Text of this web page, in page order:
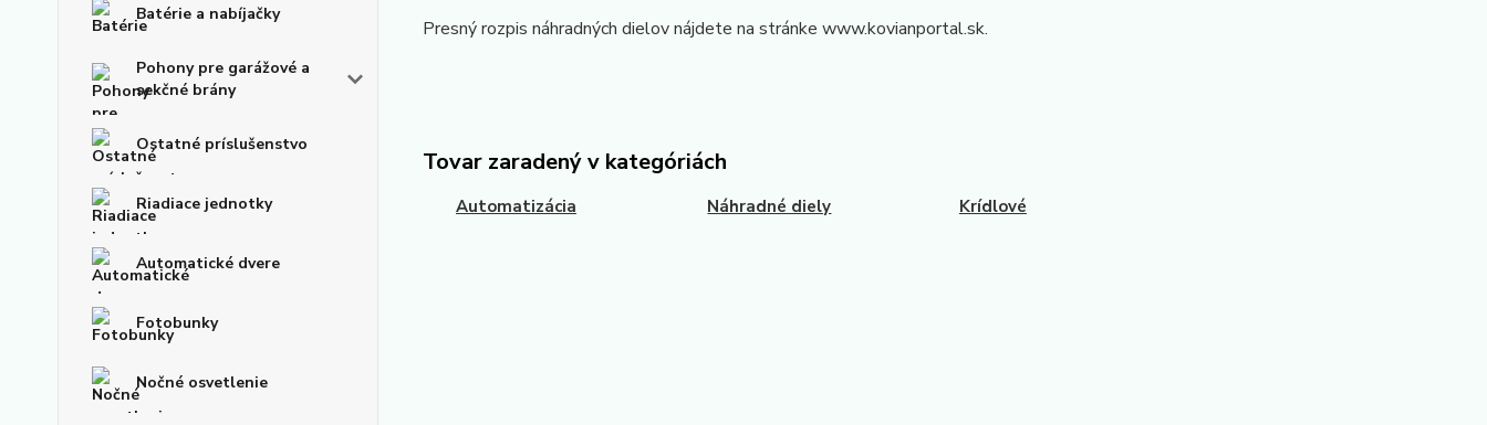
Batérie a nabíjačky
Pohony pre garážové a
sekčné brány
Ostatné príslušenstvo
Riadiace jednotky
Automatické dvere
Fotobunky
Nočné osvetlenie
Presný rozpis náhradných dielov nájdete na stránke www.kovianportal.sk.
Tovar zaradený v kategóriách
Automatizácia Náhradné diely Krídlové